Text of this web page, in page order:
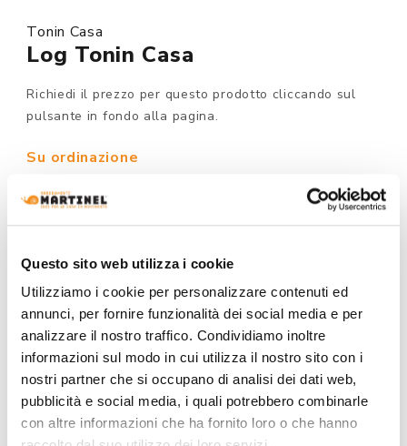
Questo sito web utilizza i cookie
Utilizziamo i cookie per personalizzare contenuti ed
annunci, per fornire funzionalità dei social media e per
analizzare il nostro traffico. Condividiamo inoltre
informazioni sul modo in cui utilizza il nostro sito con i
nostri partner che si occupano di analisi dei dati web,
pubblicità e social media, i quali potrebbero combinarle
con altre informazioni che ha fornito loro o che hanno
Tonin Casa
Log Tonin Casa
Richiedi il prezzo per questo prodotto cliccando sul
pulsante in fondo alla pagina.
Su ordinazione
MODELLO :
FINITURA STRUTTURA:
FINITURA PIANO: